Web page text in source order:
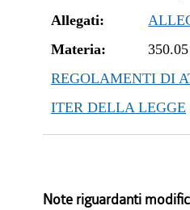
Allegati:
Materia:
350.05
REGOLAMENTI DI
ITER DELLA LEGGE
Note riguardanti